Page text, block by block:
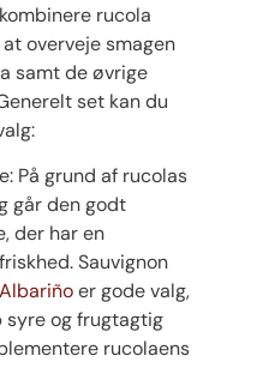
rucola
overveje smagen
samt de øvrige
set kan du
På grund af rucolas
går den godt
der har en
Sauvignon
Albariñoer gode valg,
syre og frugtagtig
rucolaens